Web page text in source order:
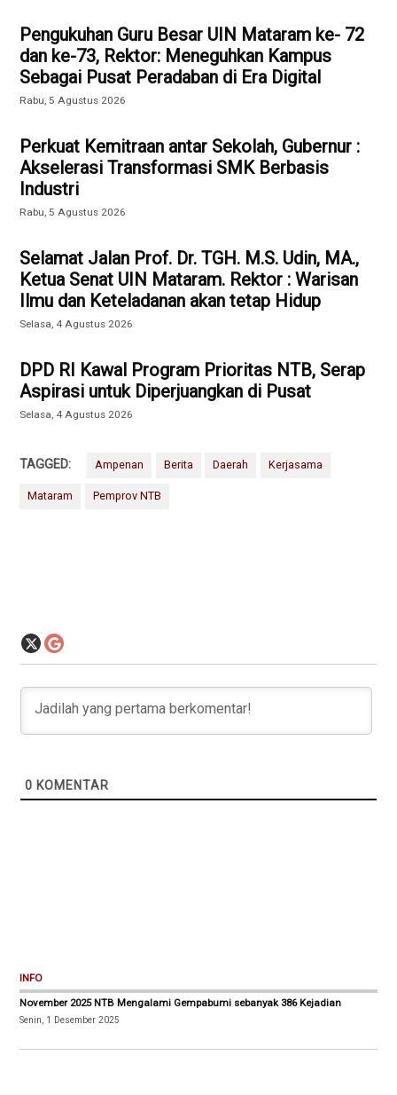
Pengukuhan Guru Besar UIN Mataram ke- 72
dan ke-73, Rektor: Meneguhkan Kampus
Sebagai Pusat Peradaban di Era Digital
Rabu, 5 Agustus 2026
Perkuat Kemitraan antar Sekolah, Gubernur :
Akselerasi Transformasi SMK Berbasis
Industri
Rabu, 5 Agustus 2026
Selamat Jalan Prof. Dr. TGH. M.S. Udin, MA.,
Ketua Senat UIN Mataram. Rektor : Warisan
Ilmu dan Keteladanan akan tetap Hidup
Selasa, 4 Agustus 2026
DPD RI Kawal Program Prioritas NTB, Serap
Aspirasi untuk Diperjuangkan di Pusat
Selasa, 4 Agustus 2026
TAGGED: Ampenan Berita Daerah Kerjasama
Mataram Pemprov NTB
0 KOMENTAR
INFO
November 2025 NTB Mengalami Gempabumi sebanyak 386 Kejadian
Senin, 1 Desember 2025